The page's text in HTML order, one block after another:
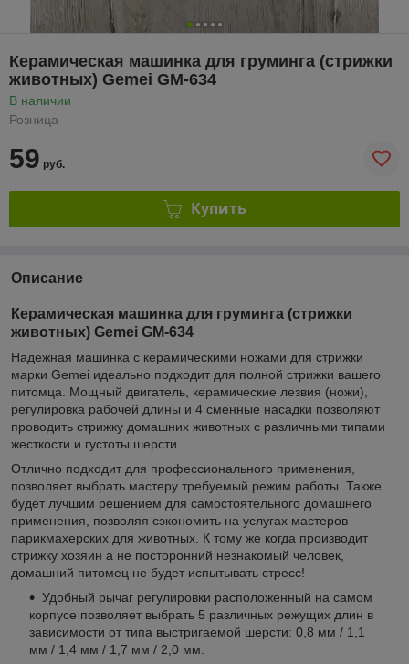
Керамическая машинка для груминга (стрижки
животных) Gemei GM-634
В наличии
Розница
59 руб.
Купить
Описание
Керамическая машинка для груминга (стрижки
животных) Gemei GM-634
Надежная машинка с керамическими ножами для стрижки
марки Gemei идеально подходит для полной стрижки вашего
питомца. Мощный двигатель, керамические лезвия (ножи),
регулировка рабочей длины и 4 сменные насадки позволяют
проводить стрижку домашних животных с различными типами
жесткости и густоты шерсти.
Отлично подходит для профессионального применения,
позволяет выбрать мастеру требуемый режим работы. Также
будет лучшим решением для самостоятельного домашнего
применения, позволяя сэкономить на услугах мастеров
парикмахерских для животных. К тому же когда производит
стрижку хозяин а не посторонний незнакомый человек,
домашний питомец не будет испытывать стресс!
Удобный рычаг регулировки расположенный на самом
корпусе позволяет выбрать 5 различных режущих длин в
зависимости от типа выстригаемой шерсти: 0,8 мм / 1,1
мм / 1,4 мм / 1,7 мм / 2,0 мм.